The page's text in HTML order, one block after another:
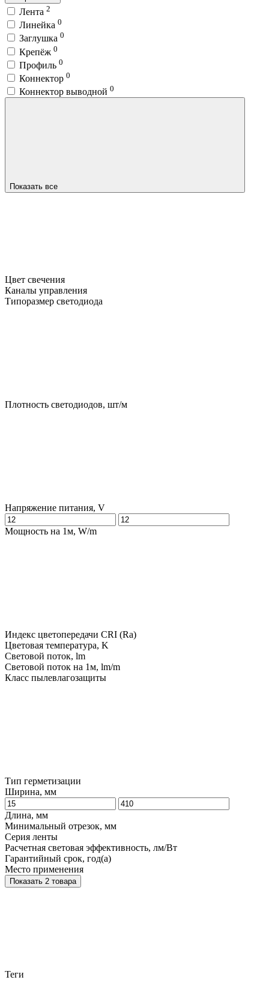
Лента 2
Линейка 0
Заглушка 0
Крепёж 0
Профиль 0
Коннектор 0
Коннектор выводной 0
Показать все
Цвет свечения
Каналы управления
Типоразмер светодиода
Плотность светодиодов, шт/м
Напряжение питания, V
Мощность на 1м, W/m
Индекс цветопередачи CRI (Ra)
Цветовая температура, K
Световой поток, lm
Световой поток на 1м, lm/m
Класс пылевлагозащиты
Тип герметизации
Ширина, мм
Длина, мм
Минимальный отрезок, мм
Серия ленты
Расчетная световая эффективность, лм/Вт
Гарантийный срок, год(а)
Место применения
Показать 2 товара
Теги